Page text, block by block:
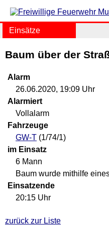
Einsätze
Baum über der
Alarm
26.06.2020, 19:09 Uhr
Alarmiert
Vollalarm
Fahrzeuge
GW-T (1/74/1)
im Einsatz
6 Mann
Baum wurde mithilfe
Einsatzende
20:15 Uhr
zurück zur Liste